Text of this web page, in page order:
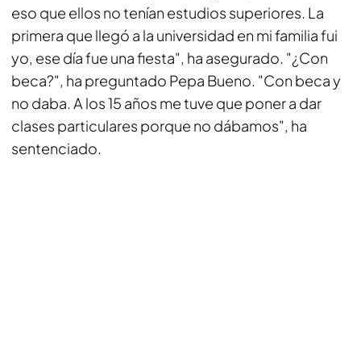
eso que ellos no tenían estudios superiores. La
primera que llegó a la universidad en mi familia fui
yo, ese día fue una fiesta", ha asegurado. "¿Con
beca?", ha preguntado Pepa Bueno. "Con beca y
no daba. A los 15 años me tuve que poner a dar
clases particulares porque no dábamos", ha
sentenciado.